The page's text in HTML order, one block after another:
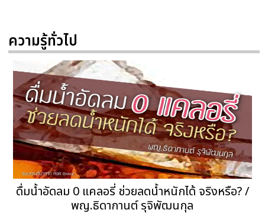
ความรู้ทั่วไป
ดื่มน้ำอัดลม 0 แคลอรี่ ช่วยลดน้ำหนักได้ จริงหรือ? /
พญ.ธิดากานต์ รุจิพัฒนกุล